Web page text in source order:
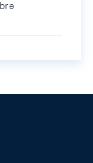
swiss-national-